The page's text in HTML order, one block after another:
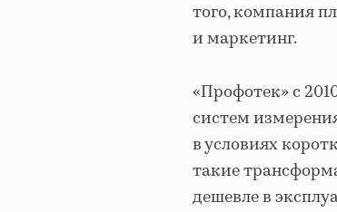
того, компания
и маркетинг.
«Профотек» с
систем
в условиях
такие
дешевле в